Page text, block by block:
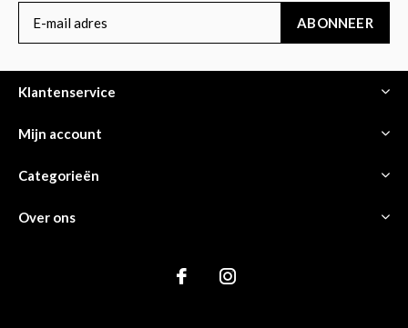
ABONNEER
Klantenservice
Mijn account
Categorieën
Over ons